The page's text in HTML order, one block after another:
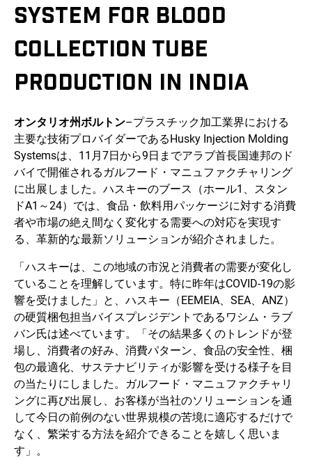
SYSTEM FOR BLOOD
COLLECTION TUBE
PRODUCTION IN INDIA
オンタリオ州ボルトン–プラスチック加工業界における
主要な技術プロバイダーであるHusky Injection Molding
Systemsは、11月7日から9日までアラブ首長国連邦のド
バイで開催されるガルフード・マニュファクチャリング
に出展しました。ハスキーのブース（ホール1、スタン
ドA1～24）では、食品・飲料用パッケージに対する消費
者や市場の絶え間なく変化する需要への対応を実現す
る、革新的な最新ソリューションが紹介されました。
「ハスキーは、この地域の市況と消費者の需要が変化し
ていることを理解しています。特に昨年はCOVID-19の影
響を受けました」と、ハスキー（EEMEIA、SEA、ANZ）
の硬質梱包担当バイスプレジデントであるワシム・ラブ
バン氏は述べています。「その結果多くのトレンドが登
場し、消費者の好み、消費パターン、食品の安全性、梱
包の最適化、サステナビリティが影響を受ける様子を目
の当たりにしました。ガルフード・マニュファクチャリ
ングに再び出展し、お客様が当社のソリューションを通
して今日の前例のない世界規模の苦境に適応するだけで
なく、繁栄する方法を紹介できることを嬉しく思いま
す」。